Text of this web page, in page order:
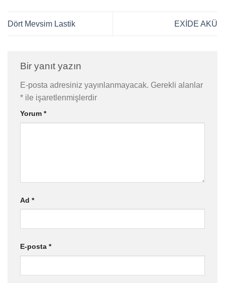
Dört Mevsim Lastik EXİDE AKÜ
Bir yanıt yazın
E-posta adresiniz yayınlanmayacak. Gerekli alanlar
* ile işaretlenmişlerdir
Yorum *
Ad *
E-posta *